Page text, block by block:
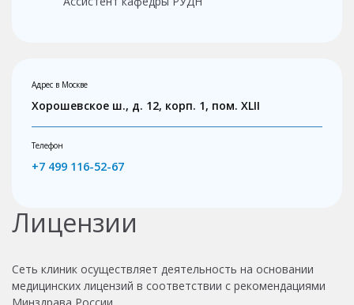
Адрес в Москве
Хорошевское ш., д. 12, корп. 1, пом. XLII
Телефон
+7 499 116-52-67
Лицензии
Сеть клиник осуществляет деятельность на основании
медицинских лицензий в соответствии с рекомендациями